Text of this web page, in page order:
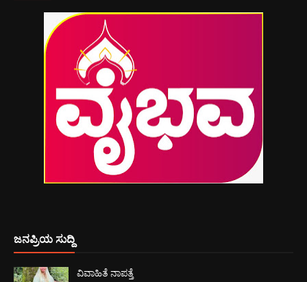
ಜನಪ್ರಿಯ ಸುದ್ದಿ
ವಿವಾಹಿತೆ ನಾಪತ್ತೆ